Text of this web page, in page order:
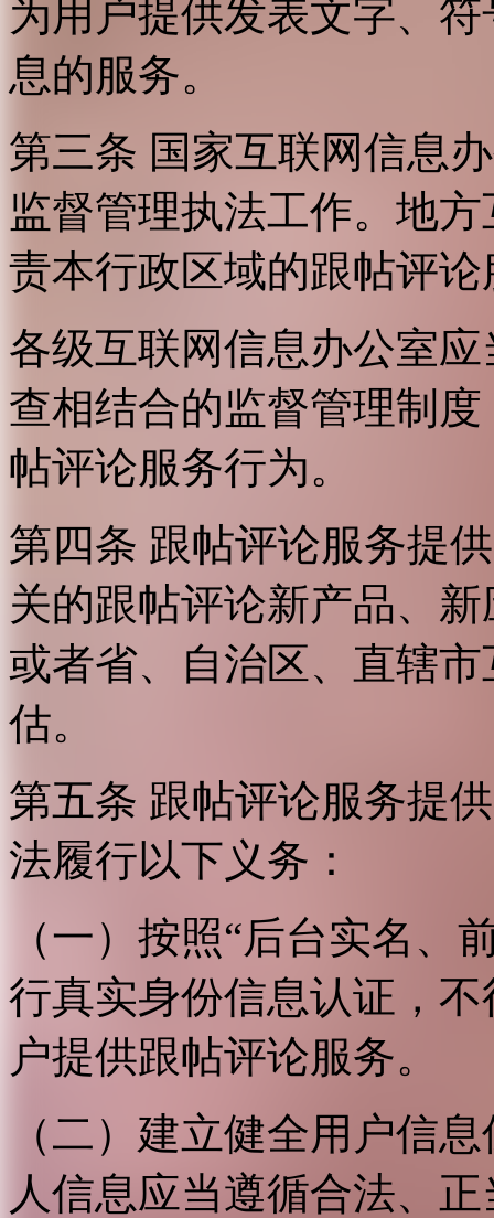
为用户提供发表文字、
息的服务。
第三条 国家互联网信息
监督管理执法工作。地
责本行政区域的跟帖评
各级互联网信息办公室
查相结合的监督管理制
帖评论服务行为。
第四条 跟帖评论服务提
关的跟帖评论新产品、
或者省、自治区、直辖
估。
第五条 跟帖评论服务提
法履行以下义务：
（一）按照“后台实名、
行真实身份信息认证，
户提供跟帖评论服务。
（二）建立健全用户信
人信息应当遵循合法、